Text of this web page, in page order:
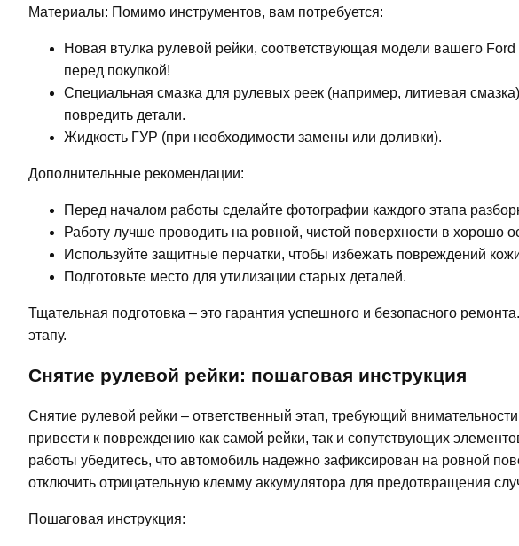
Материалы: Помимо инструментов, вам потребуется:
Новая втулка рулевой рейки, соответствующая модели вашего
перед покупкой!
Специальная смазка для рулевых реек (например, литиевая
повредить детали.
Жидкость ГУР (при необходимости замены или доливки).
Дополнительные рекомендации:
Перед началом работы сделайте фотографии каждого этапа
Работу лучше проводить на ровной, чистой поверхности в хорошо
Используйте защитные перчатки, чтобы избежать повреждений
Подготовьте место для утилизации старых деталей.
Тщательная подготовка – это гарантия успешного и безопасного
этапу.
Снятие рулевой рейки: пошаговая инструкция
Снятие рулевой рейки – ответственный этап, требующий
привести к повреждению как самой рейки, так и сопутствующих
работы убедитесь, что автомобиль надежно зафиксирован на ровной
отключить отрицательную клемму аккумулятора для предотвращения
Пошаговая инструкция: